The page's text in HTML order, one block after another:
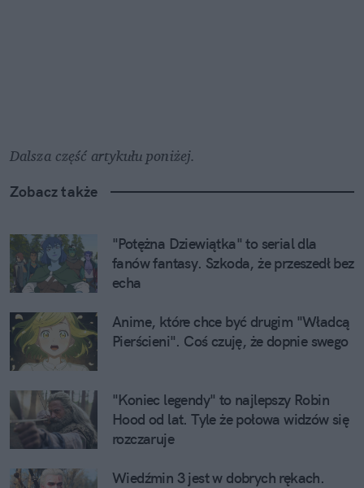
Dalsza część artykułu poniżej.
Zobacz także
"Potężna Dziewiątka" to serial dla
fanów fantasy. Szkoda, że przeszedł bez
echa
Anime, które chce być drugim "Władcą
Pierścieni". Coś czuję, że dopnie swego
"Koniec legendy" to najlepszy Robin
Hood od lat. Tyle że połowa widzów się
rozczaruje
Wiedźmin 3 jest w dobrych rękach.